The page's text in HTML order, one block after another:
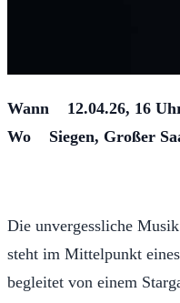
Wann 12.04.26, 16
Wo Siegen, Großer
Die unvergessliche
steht im Mittelpunkt
begleitet von einem